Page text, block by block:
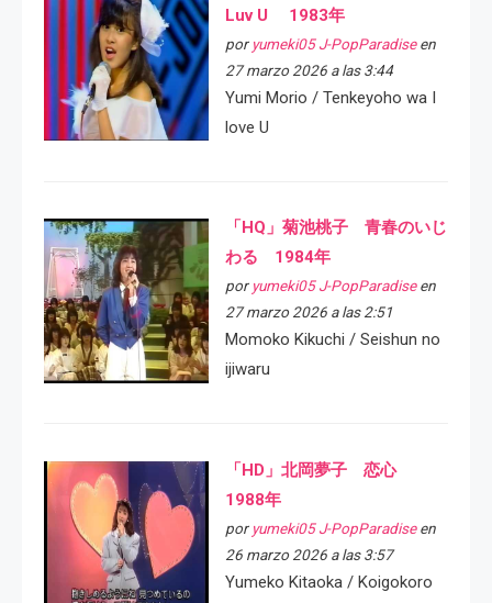
Luv U 1983年
por yumeki05 J-PopParadiseen
27 marzo 2026 a las 3:44
Yumi Morio / Tenkeyoho wa I
love U
「HQ」菊池桃子 青春のいじ
わる 1984年
por yumeki05 J-PopParadiseen
27 marzo 2026 a las 2:51
Momoko Kikuchi / Seishun no
ijiwaru
「HD」北岡夢子 恋心
1988年
por yumeki05 J-PopParadiseen
26 marzo 2026 a las 3:57
Yumeko Kitaoka / Koigokoro